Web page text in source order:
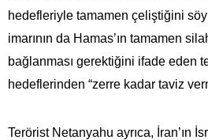
hedefleriyle tamamen çeliştiğini
imarının da Hamas’ın tamamen
bağlanması gerektiğini ifade eden
hedeflerinden “zerre kadar taviz
Terörist Netanyahu ayrıca, İran’ın